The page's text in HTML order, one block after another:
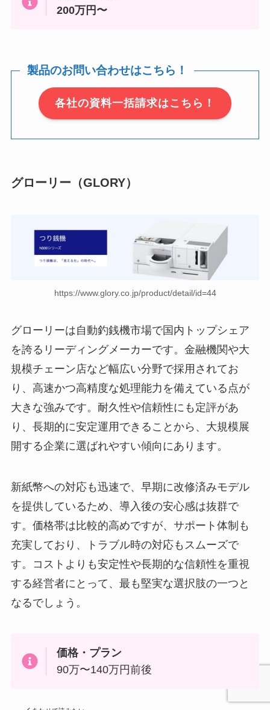
200万円〜
製品のお問い合わせはこちら！
各社の資料一括請求はこちら！
グローリー（GLORY）
https://www.glory.co.jp/product/detail/id=44
グローリーは自動釣銭機市場で国内トップシェア
を誇るリーディングメーカーです。金融機関や大
規模チェーン店など幅広い分野で採用されてお
り、高速かつ高精度な処理能力を備えている点が
大きな強みです。耐久性や信頼性にも定評があ
り、長期的に安定運用できることから、大規模展
開する企業に選ばれやすい傾向にあります。
新紙幣への対応も迅速で、早期に改修済みモデル
を提供しているため、導入後の安心感は抜群で
す。価格帯は比較的高めですが、サポート体制も
充実しており、トラブル時の対応もスムーズで
す。コストよりも安定性や長期的な信頼性を重視
する経営者にとって、最も堅実な選択肢の一つと
なるでしょう。
価格・プラン
90万〜140万円前後